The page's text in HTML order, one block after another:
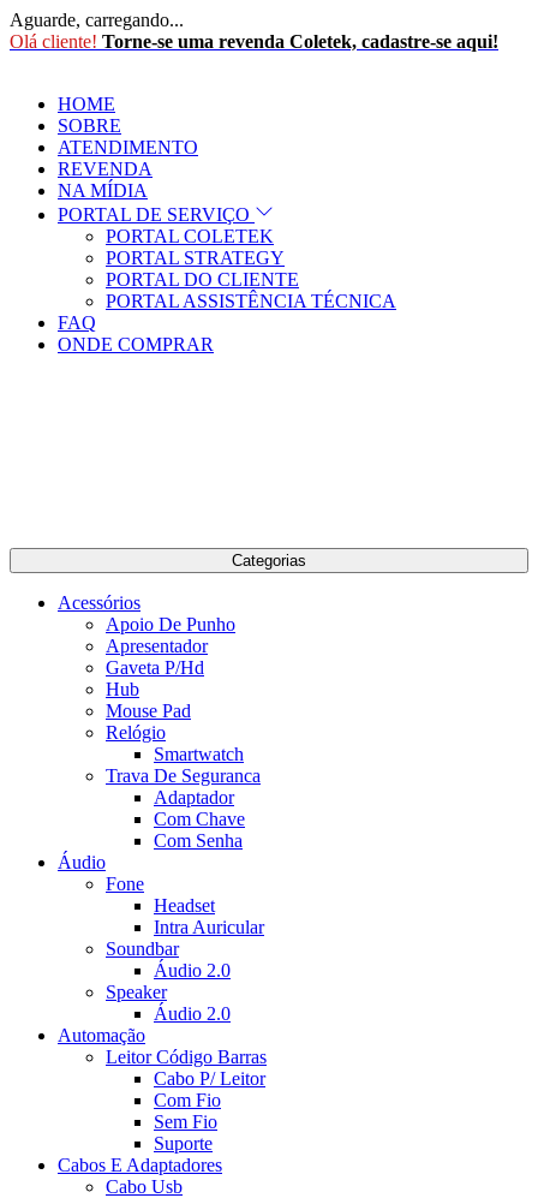
Aguarde, carregando...
Olá cliente! Torne-se uma revenda Coletek, cadastre-se aqui!
HOME
SOBRE
ATENDIMENTO
REVENDA
NA MÍDIA
PORTAL DE SERVIÇO
PORTAL COLETEK
PORTAL STRATEGY
PORTAL DO CLIENTE
PORTAL ASSISTÊNCIA TÉCNICA
FAQ
ONDE COMPRAR
Categorias
Acessórios
Apoio De Punho
Apresentador
Gaveta P/Hd
Hub
Mouse Pad
Relógio
Smartwatch
Trava De Seguranca
Adaptador
Com Chave
Com Senha
Áudio
Fone
Headset
Intra Auricular
Soundbar
Áudio 2.0
Speaker
Áudio 2.0
Automação
Leitor Código Barras
Cabo P/ Leitor
Com Fio
Sem Fio
Suporte
Cabos E Adaptadores
Cabo Usb